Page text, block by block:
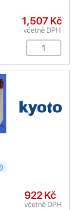
1,507 Kč
včetně DPH
922 Kč
včetně DPH